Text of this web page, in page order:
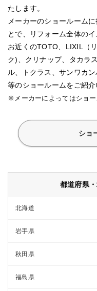
たします。
メーカーのショールーム
とで、リフォーム全体の
お近くのTOTO、LIXIL（
ク)、クリナップ、タカラ
ル、トクラス、サンワカ
等のショールームをご紹介
※メーカーによってはショー
ショ
都道府県
北海道
岩手県
秋田県
福島県